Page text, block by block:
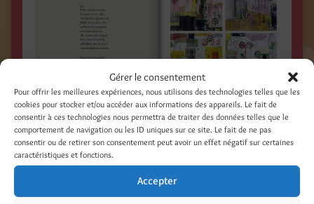
Gérer le consentement
Pour offrir les meilleures expériences, nous utilisons des technologies telles que les
cookies pour stocker et/ou accéder aux informations des appareils. Le fait de
consentir à ces technologies nous permettra de traiter des données telles que le
comportement de navigation ou les ID uniques sur ce site. Le fait de ne pas
consentir ou de retirer son consentement peut avoir un effet négatif sur certaines
caractéristiques et fonctions.
Accepter